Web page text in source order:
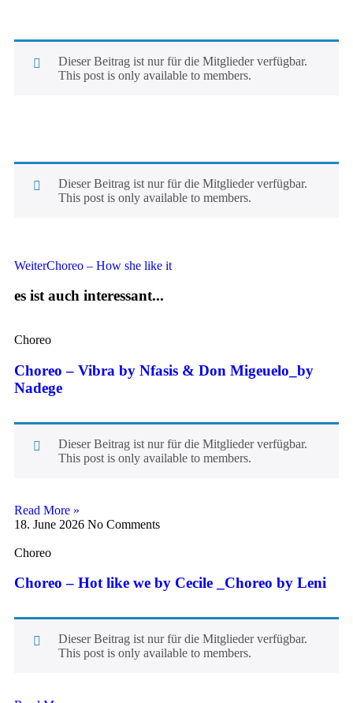
Dieser Beitrag ist nur für die Mitglieder verfügbar.
This post is only available to members.
Dieser Beitrag ist nur für die Mitglieder verfügbar.
This post is only available to members.
WeiterChoreo – How she like it
es ist auch interessant...
Choreo
Choreo – Vibra by Nfasis & Don Migeuelo_by
Nadege
Dieser Beitrag ist nur für die Mitglieder verfügbar.
This post is only available to members.
Read More »
18. June 2026 No Comments
Choreo
Choreo – Hot like we by Cecile _Choreo by Leni
Dieser Beitrag ist nur für die Mitglieder verfügbar.
This post is only available to members.